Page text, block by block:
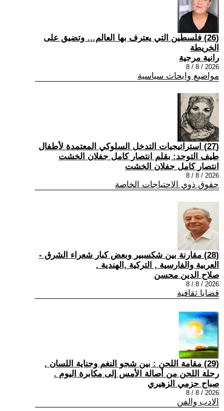
(26) فلسطين التي يعترف بها العالم… وتضيق على
الخريطة
رانية مرجية
2026 / 8 / 8
مواضيع وابحاث سياسية
(27) استراتيجيات التدخل السلوكي المعتمدة لأطفال
طيف التوحد: بقلم انتصار كامل جفلان الخشت
انتصار كامل جفلان الخشت
2026 / 8 / 8
حقوق ذوي الاحتياجات الخاصة
(28) مقارنة بين شكسبير وبعض كبار شعراء الشرق -
العربية والفارسية , التركية ,الهندية .
صلاح الدين محسن
2026 / 8 / 8
قضايا ثقافية
(29) مقامة اللحن : بين شجو النغم وجناية اللسان ,
رحلة اللحن من أصالة الأمس إلى مكابرة اليوم .
صباح حزمي الزهيري
2026 / 8 / 8
الادب والفن